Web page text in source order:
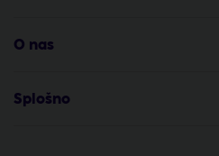
O nas
Splošno